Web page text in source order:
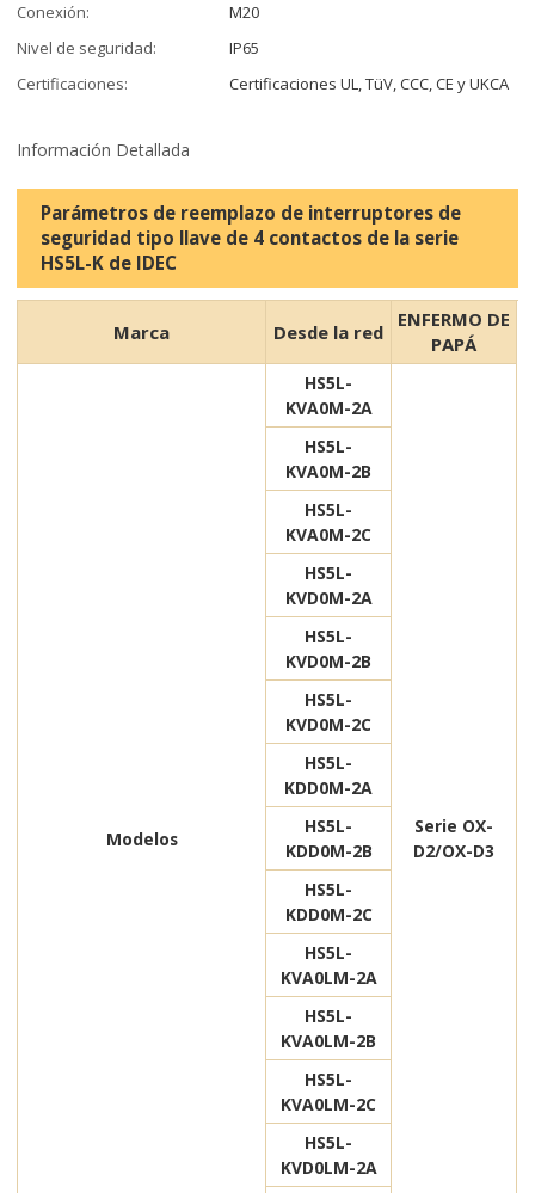
Conexión:
M20
Nivel de seguridad:
IP65
Certificaciones:
Certificaciones UL, TüV, CCC, CE y UKCA
Información Detallada
Parámetros de reemplazo de interruptores de
seguridad tipo llave de 4 contactos de la serie
HS5L-K de IDEC
Marca Desde la red
ENFERMO DE
PAPÁ
Modelos
HS5L-
KVA0M-2A
Serie OX-
D2/OX-D3
HS5L-
KVA0M-2B
HS5L-
KVA0M-2C
HS5L-
KVD0M-2A
HS5L-
KVD0M-2B
HS5L-
KVD0M-2C
HS5L-
KDD0M-2A
HS5L-
KDD0M-2B
HS5L-
KDD0M-2C
HS5L-
KVA0LM-2A
HS5L-
KVA0LM-2B
HS5L-
KVA0LM-2C
HS5L-
KVD0LM-2A